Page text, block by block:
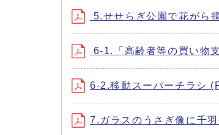
5.せせらぎ公園で花がら
6-1.「高齢者等の買い物
6-2.移動スーパーチラシ
7.ガラスのうさぎ像に千